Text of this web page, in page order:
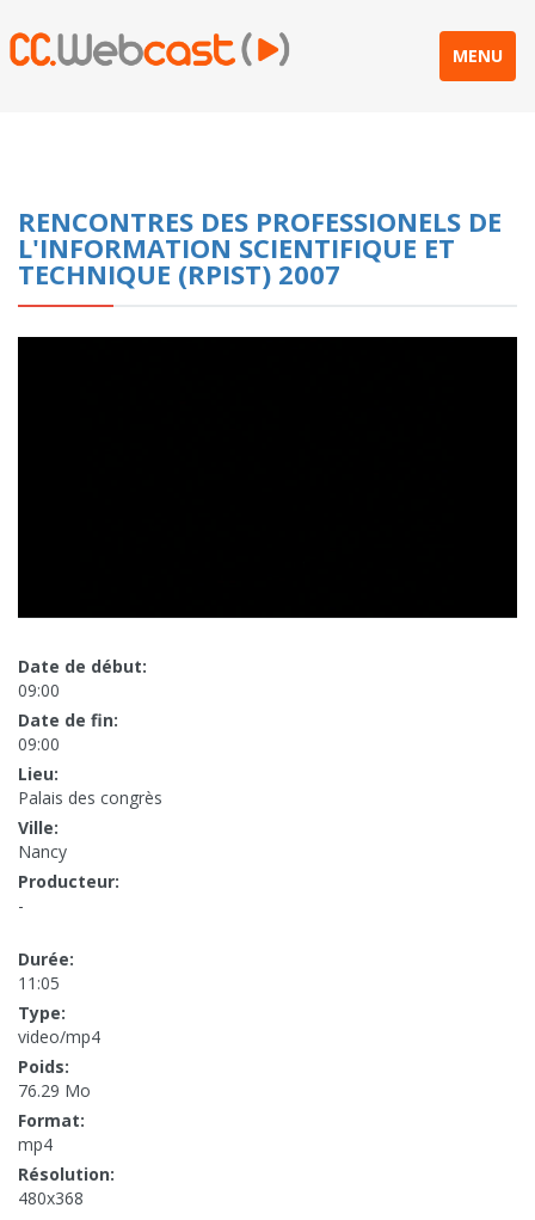
MENU
RENCONTRES DES PROFESSIONELS DE
L'INFORMATION SCIENTIFIQUE ET
TECHNIQUE (RPIST) 2007
Date de début:
09:00
Date de fin:
09:00
Lieu:
Palais des congrès
Ville:
Nancy
Producteur:
-
Durée:
11:05
Type:
video/mp4
Poids:
76.29 Mo
Format:
mp4
Résolution:
480x368